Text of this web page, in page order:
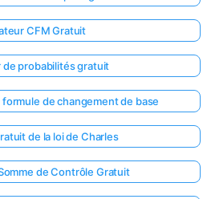
CFM Gratuit
de probabilités gratuit
de changement de base
de la loi de Charles
de Contrôle Gratuit